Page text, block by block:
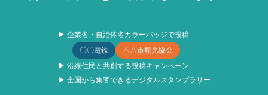
▶ 企業名・自治体名カラーバッジで投稿
〇〇電鉄
△△市観光協会
▶ 沿線住民と共創する投稿キャンペーン
▶ 全国から集客できるデジタルスタンプラリー